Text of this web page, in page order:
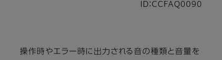
ID：CCFAQ0090
操作時やエラー時に出力される音の種類と音量を